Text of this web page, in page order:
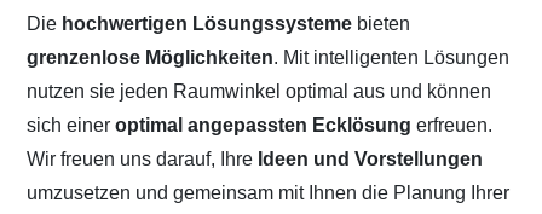
Die hochwertigen Lösungssysteme bieten
grenzenlose Möglichkeiten. Mit intelligenten Lösungen
nutzen sie jeden Raumwinkel optimal aus und können
sich eineroptimal angepassten Ecklösung erfreuen.
Wir freuen uns darauf, Ihre Ideen und Vorstellungen
umzusetzen und gemeinsam mit Ihnen die Planung Ihrer